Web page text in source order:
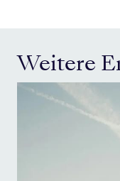
Weitere